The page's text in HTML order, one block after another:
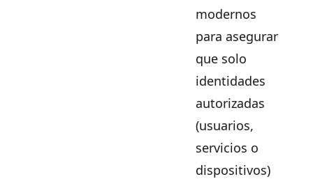
modernos
para asegurar
que solo
identidades
autorizadas
(usuarios,
servicios o
dispositivos)